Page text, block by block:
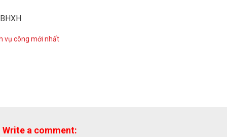
vụ công mới nhất
Write a comment: